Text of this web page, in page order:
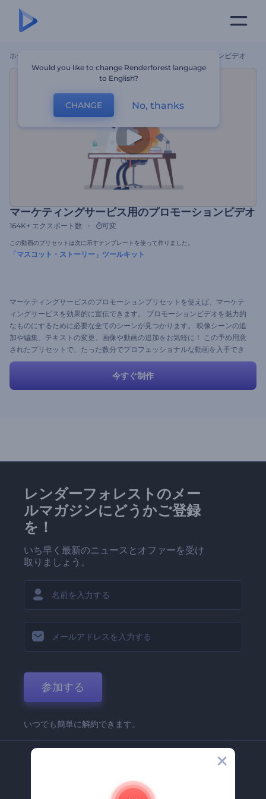
ホーム マーケティングサービス用のプロモーションビデオ
マーケティングサービス用のプロモーションビデオ
164K+ エクスポート数 可変
この動画のプリセットは次に示すテンプレートを使って作りました。
「マスコット・ストーリー」ツールキット
マーケティングサービスのプロモーションプリセットを使えば、マーケテ
ィングサービスを効果的に宣伝できます。 プロモーションビデオを魅力的
なものにするために必要な全てのシーンが見つかります。 映像シーンの追
加や編集、テキストの変更、画像や動画の追加をお気軽に！ この予め用意
されたプリセットで、たった数分でプロフェッショナルな動画を入手でき
ます。 すぐに試してみてみませんか。
今すぐ制作
レンダーフォレストのメー
ルマガジンにどうかご登録
を！
いち早く最新のニュースとオファーを受け
取りましょう。
参加する
いつでも簡単に解約できます。
Renderforest 企業情報
Would you like to change Renderforest language
to English?
CHANGE No, thanks